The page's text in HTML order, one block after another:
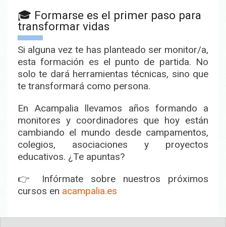
🎓 Formarse es el primer paso para
transformar vidas
Si alguna vez te has planteado ser monitor/a,
esta formación es el punto de partida. No
solo te dará herramientas técnicas, sino que
te transformará como persona.
En Acampalia llevamos años formando a
monitores y coordinadores que hoy están
cambiando el mundo desde campamentos,
colegios, asociaciones y proyectos
educativos. ¿Te apuntas?
👉 Infórmate sobre nuestros próximos
cursos en acampalia.es